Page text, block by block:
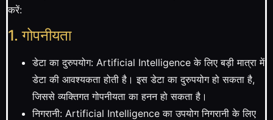
करें:
1. गोपनीयता
डेटा का दुरुपयोग: Artificial Intelligence के लिए बड़ी मात्रा में
डेटा की आवश्यकता होती है। इस डेटा का दुरुपयोग हो सकता है,
जिससे व्यक्तिगत गोपनीयता का हनन हो सकता है।
निगरानी: Artificial Intelligence का उपयोग निगरानी के लिए